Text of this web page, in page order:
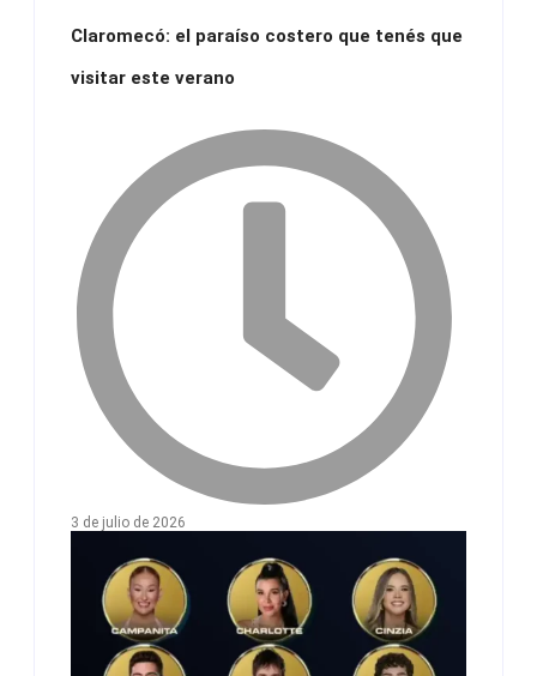
Claromecó: el paraíso costero que tenés que
visitar este verano
3 de julio de 2026